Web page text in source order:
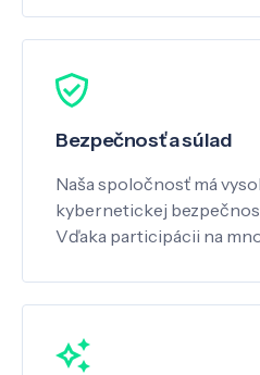
Bezpečnosť a súlad
Naša spoločnosť má
kybernetickej
Vďaka participácii na